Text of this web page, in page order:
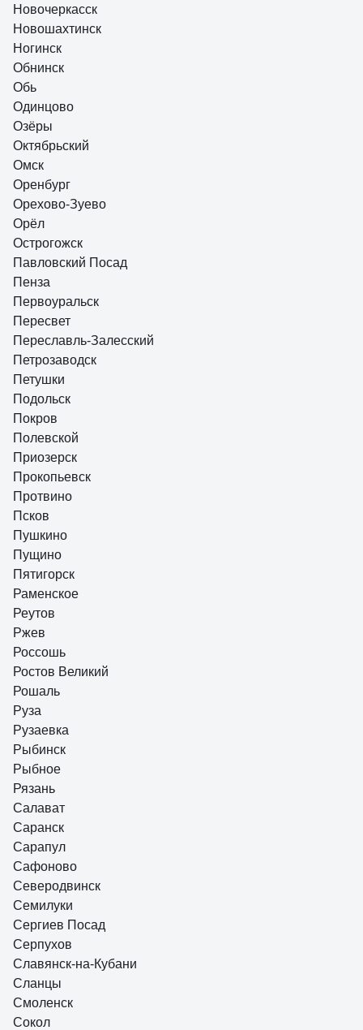
Новочеркасск
Новошахтинск
Ногинск
Обнинск
Обь
Одинцово
Озёры
Октябрьский
Омск
Оренбург
Орехово-Зуево
Орёл
Острогожск
Павловский Посад
Пенза
Первоуральск
Пересвет
Переславль-Залесский
Петрозаводск
Петушки
Подольск
Покров
Полевской
Приозерск
Прокопьевск
Протвино
Псков
Пушкино
Пущино
Пятигорск
Раменское
Реутов
Ржев
Россошь
Ростов Великий
Рошаль
Руза
Рузаевка
Рыбинск
Рыбное
Рязань
Салават
Саранск
Сарапул
Сафоново
Северодвинск
Семилуки
Сергиев Посад
Серпухов
Славянск-на-Кубани
Сланцы
Смоленск
Сокол